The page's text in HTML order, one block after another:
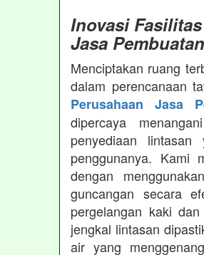
Inovasi
Jasa
Menciptakan ruang
dalam perencanaan
Perusahaan Jasa
dipercaya
penyediaan lintasan
penggunanya. Kami
dengan
guncangan secara
pergelangan kaki
jengkal lintasan
air yang